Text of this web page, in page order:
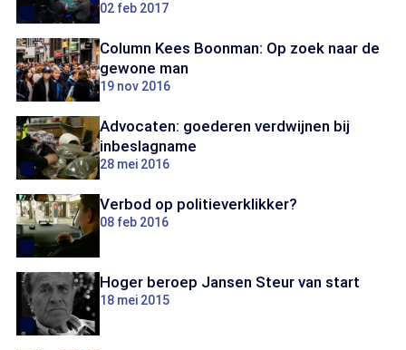
02 feb 2017
Column Kees Boonman: Op zoek naar de
gewone man
19 nov 2016
Advocaten: goederen verdwijnen bij
inbeslagname
28 mei 2016
Verbod op politieverklikker?
08 feb 2016
Hoger beroep Jansen Steur van start
18 mei 2015